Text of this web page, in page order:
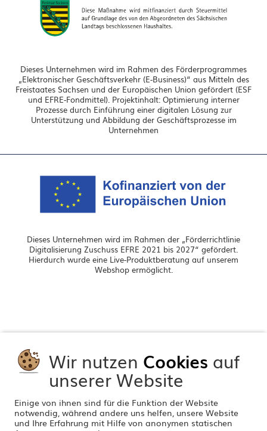
Dieses Unternehmen wird im Rahmen des Förderprogrammes
„Elektronischer Geschäftsverkehr (E-Business)“ aus Mitteln des
Freistaates Sachsen und der Europäischen Union gefördert (ESF
und EFRE-Fondmittel). Projektinhalt: Optimierung interner
Prozesse durch Einführung einer digitalen Lösung zur
Unterstützung und Abbildung der Geschäftsprozesse im
Unternehmen
Dieses Unternehmen wird im Rahmen der „Förderrichtlinie
Digitalisierung Zuschuss EFRE 2021 bis 2027“ gefördert.
Hierdurch wurde eine Live-Produktberatung auf unserem
Webshop ermöglicht.
Wir nutzen Cookies auf
unserer Website
Einige von ihnen sind für die Funktion der Website
notwendig, während andere uns helfen, unsere Website
und Ihre Erfahrung mit Hilfe von anonymen statischen